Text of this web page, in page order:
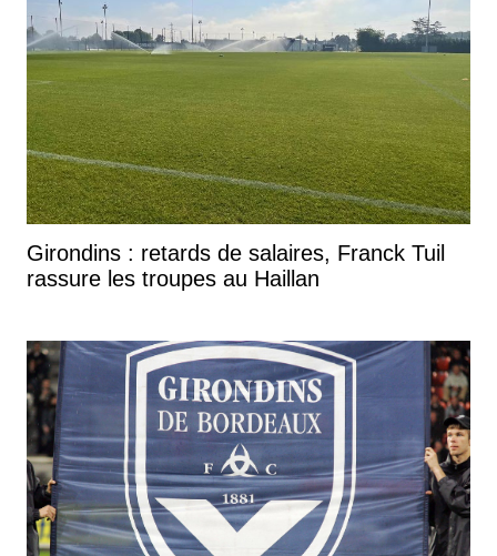
Girondins : retards de salaires, Franck Tuil
rassure les troupes au Haillan